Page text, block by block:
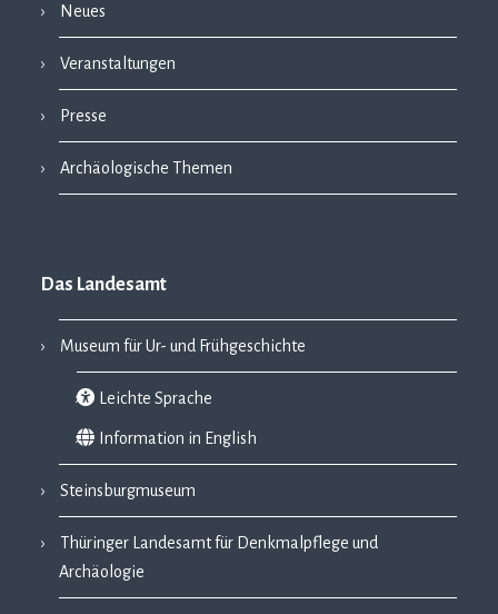
Neues
Veranstaltungen
Presse
Archäologische Themen
Das Landesamt
Museum für Ur- und Frühgeschichte
Leichte Sprache
Information in English
Steinsburgmuseum
Thüringer Landesamt für Denkmalpflege und
Archäologie